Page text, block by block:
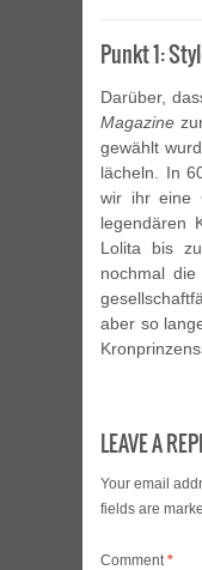
Punkt 1:
Darüber,
Magazine
gewählt
lächeln. In
wir ihr eine
legendären
Lolita bis
nochmal
aber so
LEAVE A
Your email
fields are
Comment*